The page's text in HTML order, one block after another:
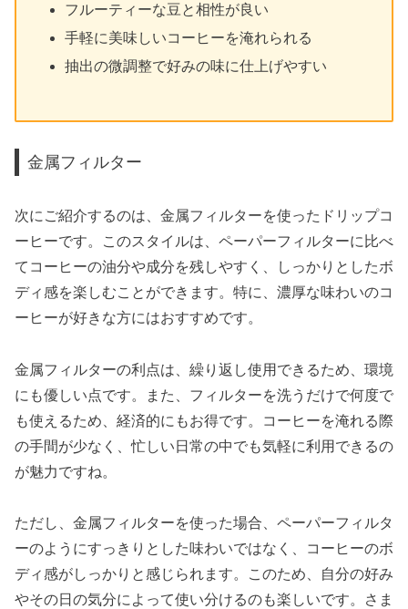
フルーティーな豆と相性が良い
手軽に美味しいコーヒーを淹れられる
抽出の微調整で好みの味に仕上げやすい
金属フィルター
次にご紹介するのは、金属フィルターを使ったドリップコ
ーヒーです。このスタイルは、ペーパーフィルターに比べ
てコーヒーの油分や成分を残しやすく、しっかりとしたボ
ディ感を楽しむことができます。特に、濃厚な味わいのコ
ーヒーが好きな方にはおすすめです。
金属フィルターの利点は、繰り返し使用できるため、環境
にも優しい点です。また、フィルターを洗うだけで何度で
も使えるため、経済的にもお得です。コーヒーを淹れる際
の手間が少なく、忙しい日常の中でも気軽に利用できるの
が魅力ですね。
ただし、金属フィルターを使った場合、ペーパーフィルタ
ーのようにすっきりとした味わいではなく、コーヒーのボ
ディ感がしっかりと感じられます。このため、自分の好み
やその日の気分によって使い分けるのも楽しいです。さま